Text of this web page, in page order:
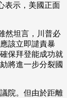
表示，美國正面
然坦言，川普必
該立即譴責暴
保拜登能成功就
將進一步分裂國
院。但由於距離